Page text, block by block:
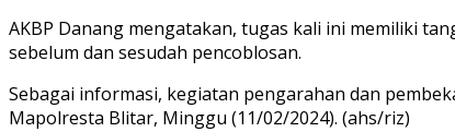
AKBP Danang mengatakan, tugas kali ini memiliki
sebelum dan sesudah pencoblosan.
Sebagai informasi, kegiatan pengarahan dan
Mapolresta Blitar, Minggu (11/02/2024). (ahs/riz)